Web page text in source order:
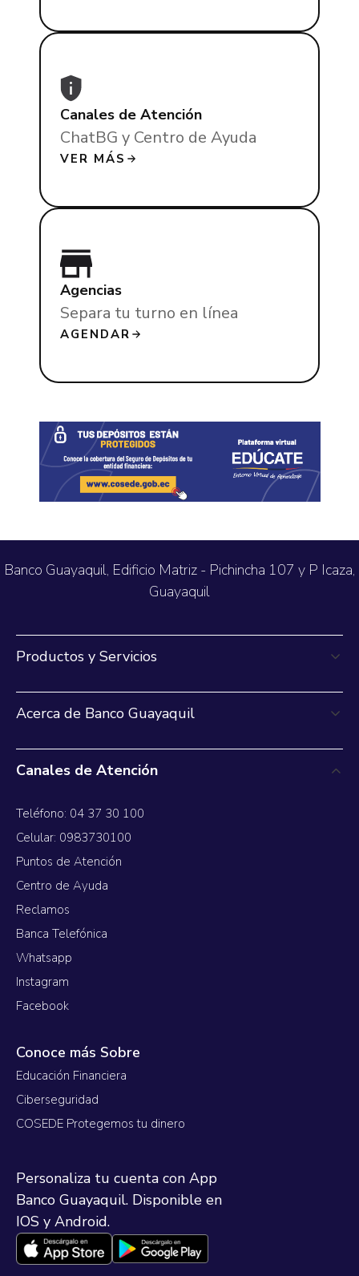
Canales de Atención
ChatBG y Centro de Ayuda
VER MÁS
Agencias
Separa tu turno en línea
AGENDAR
Banco Guayaquil, Edificio Matriz - Pichincha 107 y P Icaza,
Guayaquil
Productos y Servicios
Acerca de Banco Guayaquil
Canales de Atención
Teléfono: 04 37 30 100
Celular: 0983730100
Puntos de Atención
Centro de Ayuda
Reclamos
Banca Telefónica
Whatsapp
Instagram
Facebook
Conoce más Sobre
Educación Financiera
Ciberseguridad
COSEDE Protegemos tu dinero
Personaliza tu cuenta con App
Banco Guayaquil. Disponible en
IOS y Android.